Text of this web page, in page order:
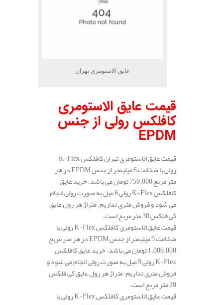
عایق الاستومری تهران
قیمت عایق الاستومری
کافلکس رولی از جنس
EPDM
قیمت عایق الاستومری تهران کافلکس K-Flex
رولی با ضخامت 6 میلیمتر از جنس EPDM در هر
متر مربع 759.000 تومان می باشد. خرید عایق
کافلکس K-Flex رولی 6 میل به صورت رولی انجام
می شود و فروش متری نداریم. متراژ هر رول عایق
کی فلکس 30 متر مربع است.
قیمت عایق الاستومری کافلکس K-Flex رولی با
ضخامت 9 میلیمتر از جنس EPDM در هر متر مربع
1.089.000 تومان می باشد. خرید عایق کافلکس
K-Flex رولی 9 میل به صورت رولی انجام می شود و
فروش متری نداریم. متراژ هر رول عایق کی فلکس
20 متر مربع است.
قیمت عایق الاستومری کافلکس K-Flex رولی با